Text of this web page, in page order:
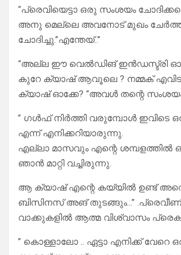
“പ്രെവിയെട്ടാ ഒരു സംശയം
അനു മെല്ലെ അവനോട് മുഖം
ചോദിച്ചു.”എന്തേയ്‌..”
“അല്ല ഈ വെൽഡിങ് ഇൻഡസ്ട്രി
കുറേ ക്യാഷ് ആവൂലെ ? നമ്മക്
ക്യാഷ് ഓക്കേ? “അവൾ തന്റെ സംശയം
” ഗൾഫ് നിർത്തി വരുമ്പോൾ ഇവിടെ
എന്ന് എനിക്കറിയാരുന്നു.
എല്ലാ മാസവും എന്റെ ശമ്പളത്തിൽ
ഞാൻ മാറ്റി വച്ചിരുന്നു.
ആ ക്യാഷ് എന്റെ കയ്യിൽ ഉണ്ട്
ബിസിനസ്‌ അങ് തുടങ്ങും…”
വാക്കുകളിൽ ആത്മ വിശ്വാസം
” കൊള്ളാലോ .. ഏട്ടാ എനിക്ക്